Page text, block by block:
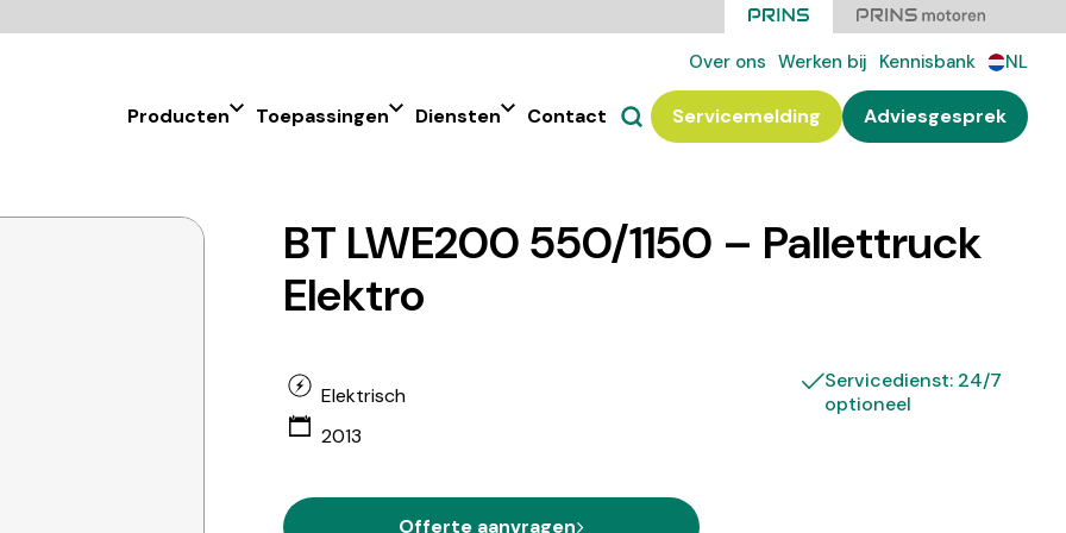
Over ons Werken bij Kennisbank NL
Producten Toepassingen Diensten Contact Servicemelding Adviesgesprek
BT LWE200 550/1150 – Pallettruck
Elektro
Elektrisch
2013
Offerte aanvragen
Servicedienst: 24/7
optioneel